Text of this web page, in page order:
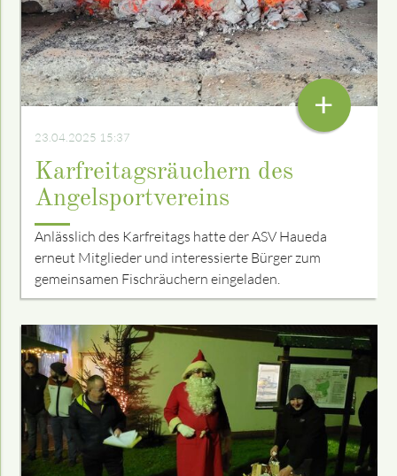
23.04.2025 15:37
Karfreitagsräuchern des
Angelsportvereins
Anlässlich des Karfreitags hatte der ASV Haueda
erneut Mitglieder und interessierte Bürger zum
gemeinsamen Fischräuchern eingeladen.
+